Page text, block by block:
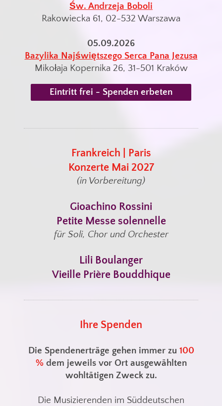
Św. Andrzeja Boboli
Rakowiecka 61, 02-532 Warszawa
05.09.2026
Bazylika Najświętszego Serca Pana Jezusa
Mikołaja Kopernika 26, 31-501 Kraków
Eintritt frei - Spenden erbeten
Frankreich | Paris
Konzerte Mai 2027
(in Vorbereitung)
Gioachino Rossini
Petite Messe solennelle
für Soli, Chor und Orchester
Lili Boulanger
Vieille Prière Bouddhique
Ihre Spenden
Die Spendenerträge gehen immer zu 100
%dem jeweils vor Ort ausgewählten
wohltätigen Zweck zu.
Die Musizierenden im Süddeutschen